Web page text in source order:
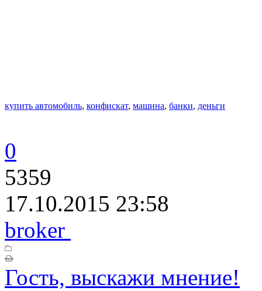
купить автомобиль, конфискат, машина, банки, деньги
0
5359
17.10.2015 23:58
broker
Гость, выскажи мнение!